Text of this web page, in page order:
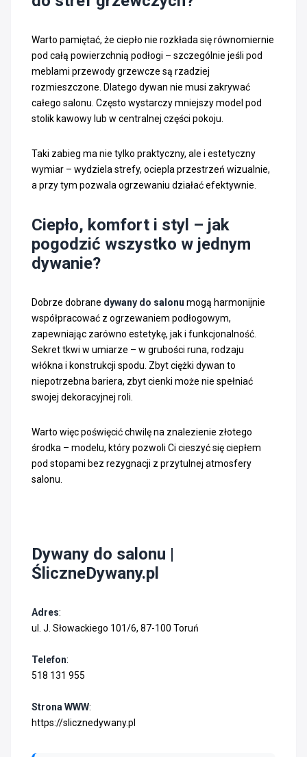
Warto pamiętać, że ciepło nie rozkłada się równomiernie
pod całą powierzchnią podłogi – szczególnie jeśli pod
meblami przewody grzewcze są rzadziej
rozmieszczone. Dlatego dywan nie musi zakrywać
całego salonu. Często wystarczy mniejszy model pod
stolik kawowy lub w centralnej części pokoju.
Taki zabieg ma nie tylko praktyczny, ale i estetyczny
wymiar – wydziela strefy, ociepla przestrzeń wizualnie,
a przy tym pozwala ogrzewaniu działać efektywnie.
Ciepło, komfort i styl – jak
pogodzić wszystko w jednym
dywanie?
Dobrze dobrane dywany do salonu mogą harmonijnie
współpracować z ogrzewaniem podłogowym,
zapewniając zarówno estetykę, jak i funkcjonalność.
Sekret tkwi w umiarze – w grubości runa, rodzaju
włókna i konstrukcji spodu. Zbyt ciężki dywan to
niepotrzebna bariera, zbyt cienki może nie spełniać
swojej dekoracyjnej roli.
Warto więc poświęcić chwilę na znalezienie złotego
środka – modelu, który pozwoli Ci cieszyć się ciepłem
pod stopami bez rezygnacji z przytulnej atmosfery
salonu.
Dywany do salonu |
ŚliczneDywany.pl
Adres:
ul. J. Słowackiego 101/6, 87-100 Toruń
Telefon:
518 131 955
Strona WWW:
https://slicznedywany.pl